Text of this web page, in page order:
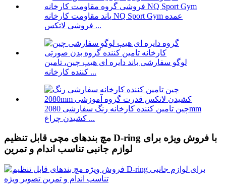
باند مقاومت کارخانه NQ Sport Gym عمده
فروشی لاتکس ...
لوگو سفارشی باند دایره ای هیپ چین، تامین
کننده کارخانه ...
چین تامین کننده کارخانه رنگ سفارشی 2080mm
کشیدن چراغ ...
مچ بندهای مچی قابل تنظیم D-ring با فروش ویژه برای
لوازم جانبی تناسب اندام و تمرین